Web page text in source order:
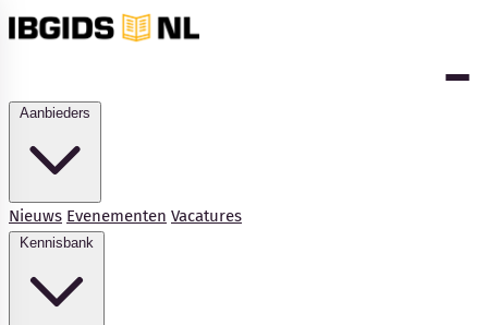
Nieuws Evenementen Vacatures